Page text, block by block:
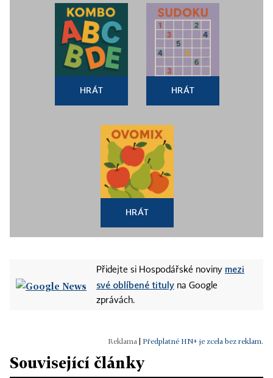
HRÁT HRÁT
HRÁT
Přidejte si Hospodářské noviny mezi
své oblíbené tituly na Google
zprávách.
Předplatné HN+ je zcela bez reklam.
Související články